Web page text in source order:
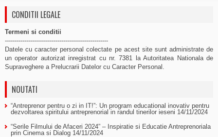
CONDITII LEGALE
Termeni si conditii
-----------------------------------------------------
Datele cu caracter personal colectate pe acest site sunt administrate de
un operator autorizat inregistrat cu nr. 7381 la Autoritatea Nationala de
Supraveghere a Prelucrarii Datelor cu Caracter Personal.
NOUTATI
“Antreprenor pentru o zi in IT!”: Un program educational inovativ pentru
dezvoltarea spiritului antreprenorial in randul tinerilor ieseni 14/11/2024
“Serile Filmului de Afaceri 2024” – Inspiratie si Educatie Antreprenoriala
prin Cinema si Dialog 14/11/2024